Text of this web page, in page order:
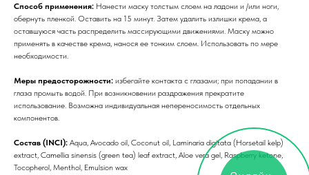
Способ применения: Нанести маску толстым слоем на ладони и /или ноги,
обернуть пленкой. Оставить на 15 минут. Затем удалить излишки крема, а
оставшуюся часть распределить массирующими движениями. Маску можно
применять в качестве крема, нанося ее тонким слоем. Использовать по мере
необходимости.
Меры предосторожности: избегайте контакта с глазами; при попадании в
глаза промыть водой. При возникновении раздражения прекратите
использование. Возможна индивидуальная непереносимость отдельных
компонентов.
Состав (INCI): Aqua, Avocado oil, Coconut oil, Laminaria digitata (Horsetail kelp)
extract, Camellia sinensis (green tea) leaf extract, Aloe vera gel, Raspberry ketone,
Tocopherol, Menthol, Emulsion wax